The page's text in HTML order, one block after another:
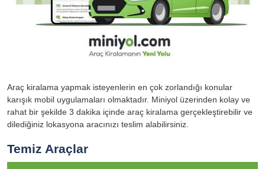
Araç kiralama yapmak isteyenlerin en çok zorlandığı konular
karışık mobil uygulamaları olmaktadır. Miniyol üzerinden kolay ve
rahat bir şekilde 3 dakika içinde araç kiralama gerçekleştirebilir ve
dilediğiniz lokasyona aracınızı teslim alabilirsiniz.
Temiz Araçlar